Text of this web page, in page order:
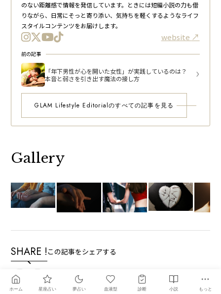
のない距離感で情報を発信しています。ときには短編小説の力も借
りながら、日常にそっと寄り添い、気持ちを軽くするようなライフ
スタイルコンテンツをお届けします。
website
前の記事
「年下男性が心を開いた女性」が実践しているのは？
本音と弱さを引き出す魔法の接し方
GLAM Lifestyle Editorialのすべての記事を見る
Gallery
SHARE ! この記事をシェアする
ホーム 星座占い 夢占い 血液型 診断 小説 もっと